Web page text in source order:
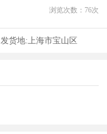
浏览次数： 76次
发货地:上海市宝山区